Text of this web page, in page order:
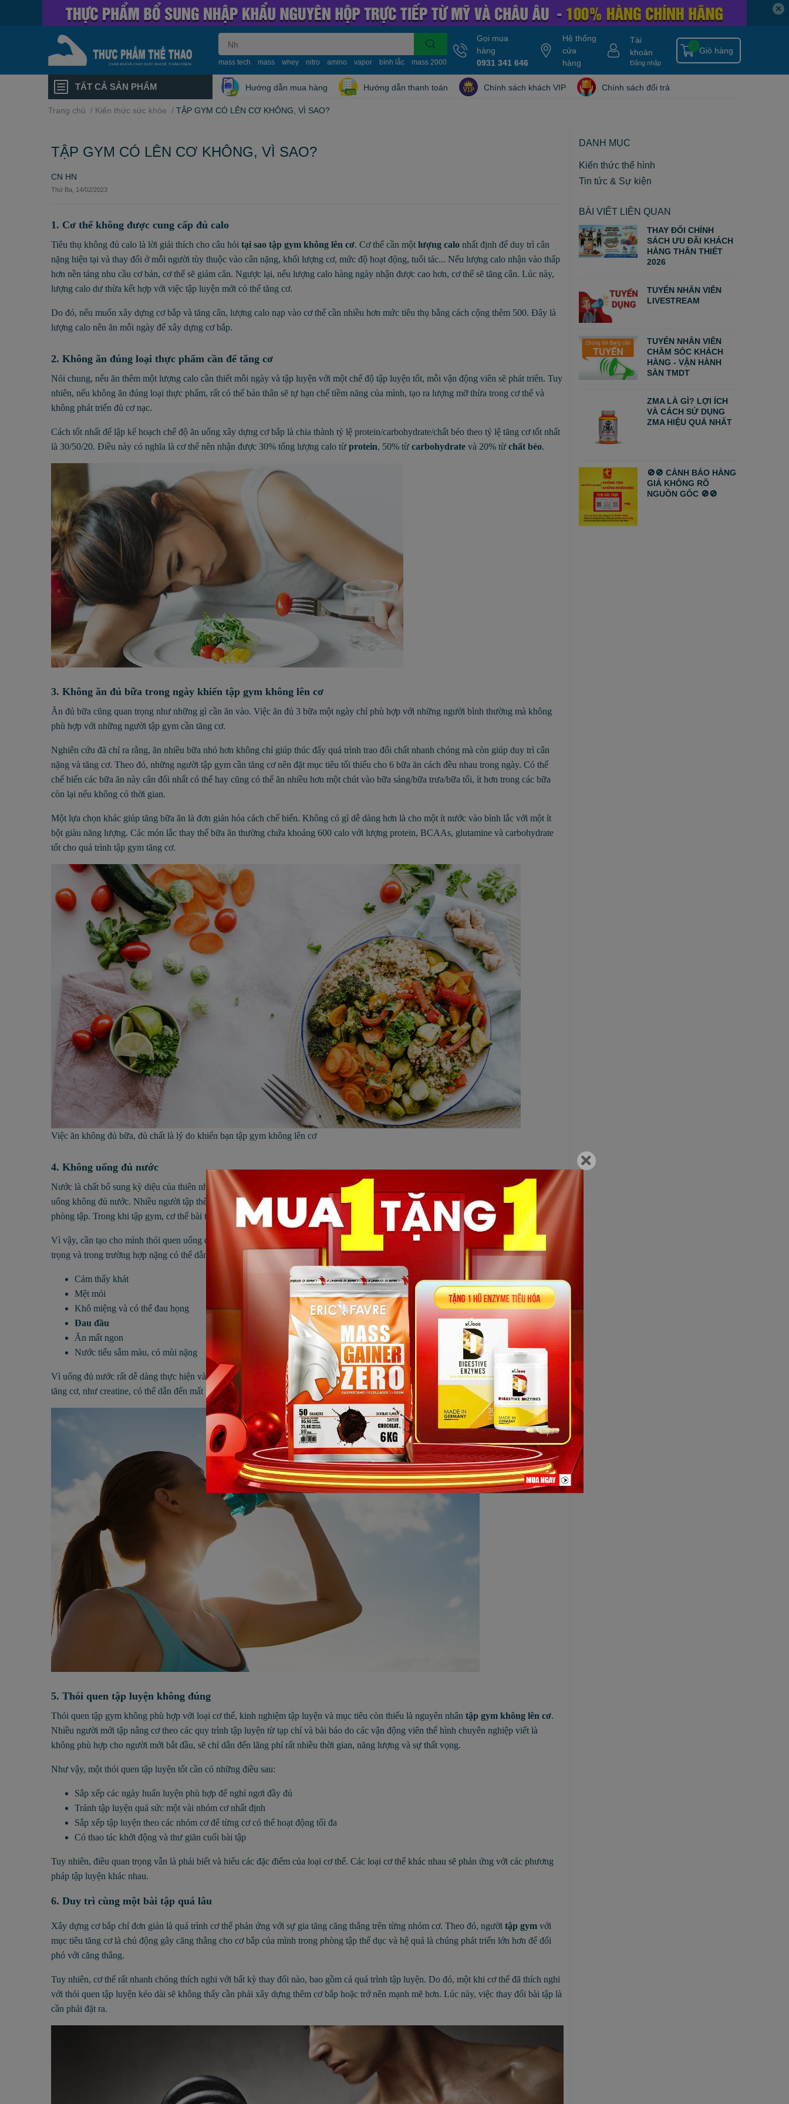
✕
mass tech mass whey nitro amino vapor bình lắc mass 2000 mass 10kg nitro whey gold nitro ripped tang can nitro tech blade isolate
Gọi mua
hàng
0931 341 646
Hệ thống
cửa
hàng
Tài
khoản
Đăng nhập
Giỏ hàng
0
TẤT CẢ SẢN PHẨM Hướng dẫn mua hàng Hướng dẫn thanh toán Chính sách khách VIP Chính sách đổi trả
Trang chủ / Kiến thức sức khỏe / TẬP GYM CÓ LÊN CƠ KHÔNG, VÌ SAO?
TẬP GYM CÓ LÊN CƠ KHÔNG, VÌ SAO?
CN HN
Thứ Ba, 14/02/2023
1. Cơ thể không được cung cấp đủ calo
Tiêu thụ không đủ calo là lời giải thích cho câu hỏi tại sao tập gym không lên cơ. Cơ thể cần một lượng calo nhất định để duy trì cân
nặng hiện tại và thay đổi ở mỗi người tùy thuộc vào cân nặng, khối lượng cơ, mức độ hoạt động, tuổi tác... Nếu lượng calo nhận vào thấp
hơn nền tảng nhu cầu cơ bản, cơ thể sẽ giảm cân. Ngược lại, nếu lượng calo hàng ngày nhận được cao hơn, cơ thể sẽ tăng cân. Lúc này,
lượng calo dư thừa kết hợp với việc tập luyện mới có thể tăng cơ.
Do đó, nếu muốn xây dựng cơ bắp và tăng cân, lượng calo nạp vào cơ thể cần nhiều hơn mức tiêu thụ bằng cách cộng thêm 500. Đây là
lượng calo nên ăn mỗi ngày để xây dựng cơ bắp.
2. Không ăn đúng loại thực phẩm cần để tăng cơ
Nói chung, nếu ăn thêm một lượng calo cần thiết mỗi ngày và tập luyện với một chế độ tập luyện tốt, mỗi vận động viên sẽ phát triển. Tuy
nhiên, nếu không ăn đúng loại thực phẩm, rất có thể bản thân sẽ tự hạn chế tiềm năng của mình, tạo ra lượng mỡ thừa trong cơ thể và
không phát triển đủ cơ nạc.
Cách tốt nhất để lập kế hoạch chế độ ăn uống xây dựng cơ bắp là chia thành tỷ lệ protein/carbohydrate/chất béo theo tỷ lệ tăng cơ tốt nhất
là 30/50/20. Điều này có nghĩa là cơ thể nên nhận được 30% tổng lượng calo từ protein, 50% từ carbohydrate và 20% từ chất béo.
3. Không ăn đủ bữa trong ngày khiến tập gym không lên cơ
Ăn đủ bữa cũng quan trọng như những gì cần ăn vào. Việc ăn đủ 3 bữa một ngày chỉ phù hợp với những người bình thường mà không
phù hợp với những người tập gym cần tăng cơ.
Nghiên cứu đã chỉ ra rằng, ăn nhiều bữa nhỏ hơn không chỉ giúp thúc đẩy quá trình trao đổi chất nhanh chóng mà còn giúp duy trì cân
nặng và tăng cơ. Theo đó, những người tập gym cần tăng cơ nên đặt mục tiêu tối thiểu cho 6 bữa ăn cách đều nhau trong ngày. Có thể
chế biến các bữa ăn này cân đối nhất có thể hay cũng có thể ăn nhiều hơn một chút vào bữa sáng/bữa trưa/bữa tối, ít hơn trong các bữa
còn lại nếu không có thời gian.
Một lựa chọn khác giúp tăng bữa ăn là đơn giản hóa cách chế biến. Không có gì dễ dàng hơn là cho một ít nước vào bình lắc với một ít
bột giàu năng lượng. Các món lắc thay thế bữa ăn thường chứa khoảng 600 calo với lượng protein, BCAAs, glutamine và carbohydrate
tốt cho quá trình tập gym tăng cơ.
Việc ăn không đủ bữa, đủ chất là lý do khiến bạn tập gym không lên cơ
4. Không uống đủ nước
Nước là chất bổ sung kỳ diệu của thiên nhiên, cần thiết cho toàn bộ các chức năng của cơ thể. Do đó, tập gym không lên cơcó thể do
uống không đủ nước. Nhiều người tập thể hình đánh giá thấp tầm quan trọng của việc
cung cấp đủ nước cho cơ thểtrước khi bước vào
phòng tập. Trong khi tập gym, cơ thể bài tiết nhiều mồ hôi, việc bù nước lúc này cũng không còn giá trị.
Vì vậy, cần tạo cho mình thói quen uống đủ nước nên được ưu tiên ngay từ khi bước ra khỏi giường. Mất nước là một vấn đề nghiêm
trọng và trong trường hợp nặng có thể dẫn đến tử vong. Dưới đây là một số dấu hiệu của tình trạng
nên để ý:
Cảm thấy khát
Mệt mỏi
Khô miệng và có thể đau họng
Đau đầu
Ăn mất ngon
Nước tiểu sẫm màu, có mùi nặng
Vì uống đủ nước rất dễ dàng thực hiện và không có lý do gì khiến không thể làm điều đó. Bên cạnh đó, nếu dùng một số chất bổ sung để
tăng cơ, như creatine, có thể dẫn đến mất nước nên cần phải tăng lượng nước tiêu thụ hằng ngày.
5. Thói quen tập luyện không đúng
Thói quen tập gym không phù hợp với loại cơ thể, kinh nghiệm tập luyện và mục tiêu còn thiếu là nguyên nhân tập gym không lên cơ.
Nhiều người mới tập nâng cơ theo các quy trình tập luyện từ tạp chí và bài báo do các vận động viên thể hình chuyên nghiệp viết là
không phù hợp cho người mới bắt đầu, sẽ chỉ dẫn đến lãng phí rất nhiều thời gian, năng lượng và sự thất vọng.
Như vậy, một thói quen tập luyện tốt cần có những điều sau:
Sắp xếp các ngày huấn luyện phù hợp để nghỉ ngơi đầy đủ
Tránh tập luyện quá sức một vài nhóm cơ nhất định
Sắp xếp tập luyện theo các nhóm cơ để từng cơ có thể hoạt động tối đa
Có thao tác khởi động và thư giãn cuối bài tập
Tuy nhiên, điều quan trọng vẫn là phải biết và hiểu các đặc điểm của loại cơ thể. Các loại cơ thể khác nhau sẽ phản ứng với các phương
pháp tập luyện khác nhau.
6. Duy trì cùng một bài tập quá lâu
Xây dựng cơ bắp chỉ đơn giản là quá trình cơ thể phản ứng với sự gia tăng căng thẳng trên từng nhóm cơ. Theo đó, người tập gym với
mục tiêu tăng cơ là chủ động gây căng thẳng cho cơ bắp của mình trong phòng tập thể dục và hệ quả là chúng phát triển lớn hơn để đối
phó với căng thẳng.
Tuy nhiên, cơ thể rất nhanh chóng thích nghi với bất kỳ thay đổi nào, bao gồm cả quá trình tập luyện. Do đó, một khi cơ thể đã thích nghi
với thói quen tập luyện kéo dài sẽ không thấy cần phải xây dựng thêm cơ bắp hoặc trở nên mạnh mẽ hơn. Lúc này, việc thay đổi bài tập là
cần phải đặt ra.
DANH MỤC
Kiến thức thể hình
Tin tức & Sự kiện
BÀI VIẾT LIÊN QUAN
THAY ĐỔI CHÍNH
SÁCH ƯU ĐÃI KHÁCH
HÀNG THÂN THIẾT
2026
TUYỂN NHÂN VIÊN
LIVESTREAM
TUYỂN NHÂN VIÊN
CHĂM SÓC KHÁCH
HÀNG - VẬN HÀNH
SÀN TMDT
ZMA LÀ GÌ? LỢI ÍCH
VÀ CÁCH SỬ DỤNG
ZMA HIỆU QUẢ NHẤT
🚫🚫 CẢNH BÁO HÀNG
GIẢ KHÔNG RÕ
NGUỒN GỐC 🚫🚫